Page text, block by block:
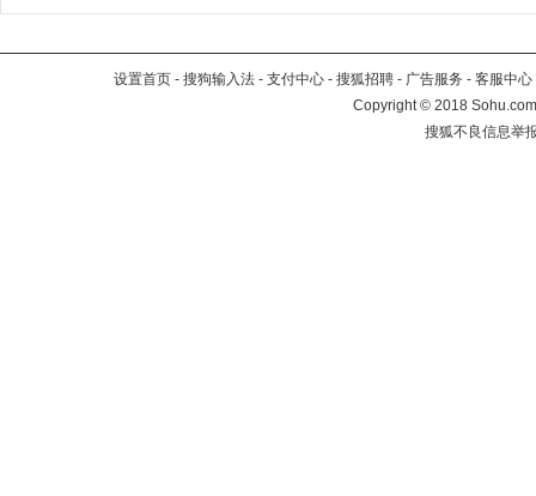
设置首页 - 搜狗输入法 - 支付中心 - 搜狐招聘 - 广告服务 - 客服中心
Copyright©2018
搜狐不良信息举